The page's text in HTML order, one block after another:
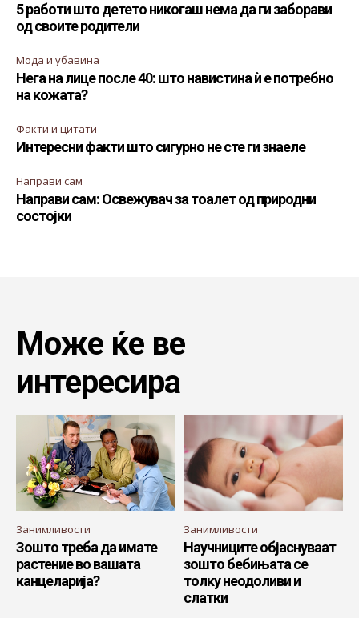
5 работи што детето никогаш нема да ги заборави
од своите родители
Мода и убавина
Нега на лице после 40: што навистина ѝ е потребно
на кожата?
Факти и цитати
Интересни факти што сигурно не сте ги знаеле
Направи сам
Направи сам: Освежувач за тоалет од природни
состојки
Може ќе ве
интересира
Занимливости
Зошто треба да имате
растение во вашата
канцеларија?
Занимливости
Научниците објаснуваат
зошто бебињата се
толку неодоливи и
слатки